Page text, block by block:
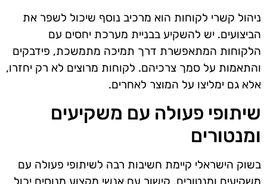
ניהול קשרי לקוחות הוא מרכיב נוסף שיכול לשפר את
הביצועים. יש להשקיע בבניית מערכת יחסים עם
הלקוחות המתאפשרת דרך תמיכה מתמשכת, פידבקים
והתאמות על סמך צרכיהם. לקוחות מרוצים לא רק יחזרו,
אלא גם ימליצו על המוצר לאחרים.
שיתופי פעולה עם משקיעים
ומנטורים
בשוק הישראלי קיימת חשיבות רבה לשיתופי פעולה עם